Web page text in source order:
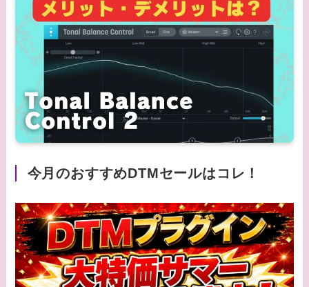
今月のおすすめDTMセールはコレ！